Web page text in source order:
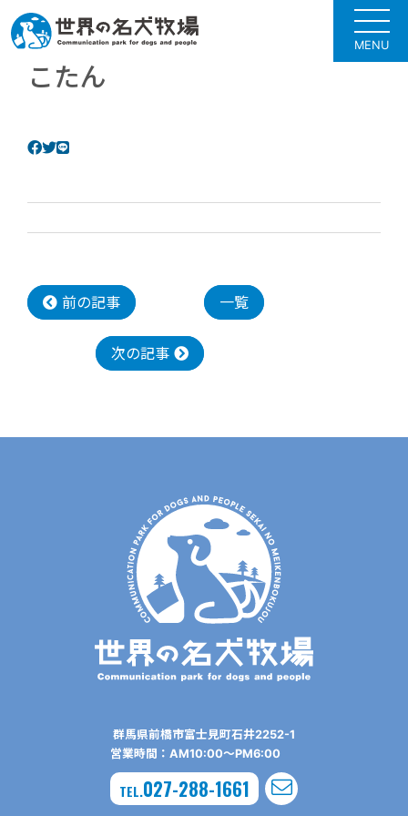
MENU
こたん
前の記事 一覧
次の記事
群⾺県前橋市富⼠⾒町⽯井2252-1
営業時間：AM10:00〜PM6:00
TEL.027-288-1661